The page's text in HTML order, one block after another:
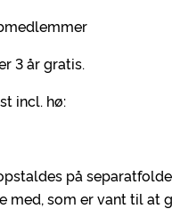
3 år gratis.
hest incl. hø:
på
med, som er vant til at